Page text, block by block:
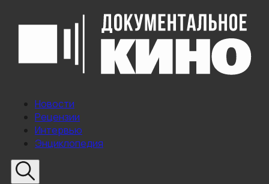
Новости
Рецензии
Интервью
Энциклопедия